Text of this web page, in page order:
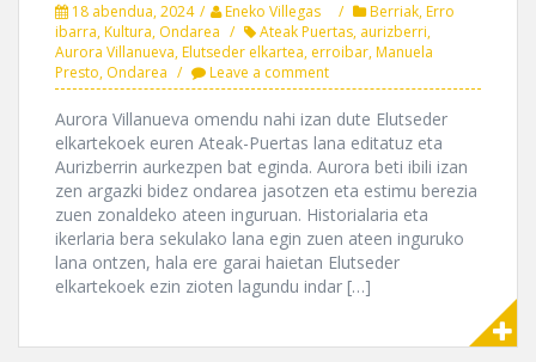
18 abendua, 2024 Eneko Villegas Berriak,Erro
ibarra,Kultura, Ondarea Ateak Puertas, aurizberri,
Aurora Villanueva,Elutseder elkartea, erroibar,Manuela
Presto, Ondarea Leave a comment
Aurora Villanueva omendu nahi izan dute Elutseder
elkartekoek euren Ateak-Puertas lana editatuz eta
Aurizberrin aurkezpen bat eginda. Aurora beti ibili izan
zen argazki bidez ondarea jasotzen eta estimu berezia
zuen zonaldeko ateen inguruan. Historialaria eta
ikerlaria bera sekulako lana egin zuen ateen inguruko
lana ontzen, hala ere garai haietan Elutseder
elkartekoek ezin zioten lagundu indar […]